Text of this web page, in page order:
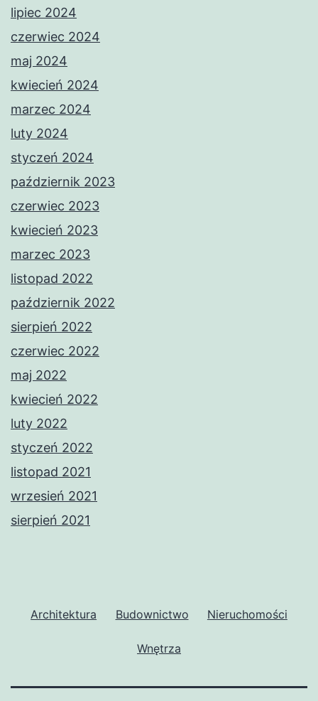
lipiec 2024
czerwiec 2024
maj 2024
kwiecień 2024
marzec 2024
luty 2024
styczeń 2024
październik 2023
czerwiec 2023
kwiecień 2023
marzec 2023
listopad 2022
październik 2022
sierpień 2022
czerwiec 2022
maj 2022
kwiecień 2022
luty 2022
styczeń 2022
listopad 2021
wrzesień 2021
sierpień 2021
Architektura Budownictwo Nieruchomości
Wnętrza